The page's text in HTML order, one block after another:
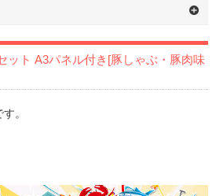
ット A3パネル付き[豚しゃぶ・豚肉味
。